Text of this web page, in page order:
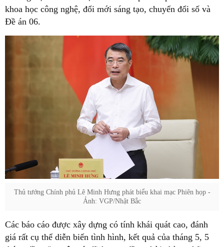
khoa học công nghệ, đổi mới sáng tạo, chuyển đổi số và
Đề án 06.
Thủ tướng Chính phủ Lê Minh Hưng phát biểu khai mạc Phiên họp -
Ảnh: VGP/Nhật Bắc
Các báo cáo được xây dựng có tính khái quát cao, đánh
giá rất cụ thể diễn biến tình hình, kết quả của tháng 5, 5